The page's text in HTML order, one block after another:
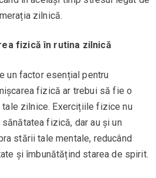
zilnică.
fizică în rutina zilnică
un factor esențial pentru
fizică ar trebui să fie o
tale zilnice. Exercițiile fizice nu
fizică, dar au și un
stării tale mentale, reducând
și îmbunătățind starea de spirit.